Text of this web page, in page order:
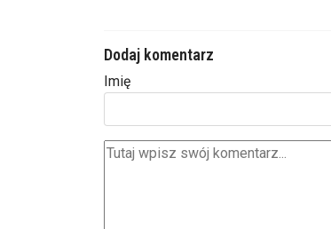
Dodaj komentarz
Imię